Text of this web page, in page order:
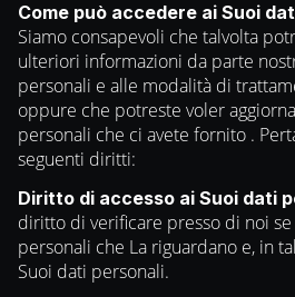
Come può accedere ai Suoi
Siamo consapevoli che talvolta
ulteriori informazioni da parte
personali e alle modalità di
oppure che potreste voler
personali che ci avete fornito .
seguenti diritti:
Diritto di accesso ai Suoi dati
diritto di verificare presso di noi
personali che La riguardano e, in
Suoi dati personali.